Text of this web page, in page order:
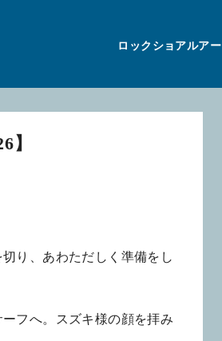
ロックショアルアー
】
り、あわただしく準備をし
フへ。スズキ様の顔を拝み